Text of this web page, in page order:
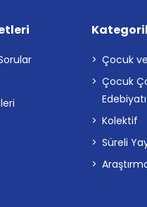
Çocuk
Çocuk
Edebiyatı
Kolektif
Süreli